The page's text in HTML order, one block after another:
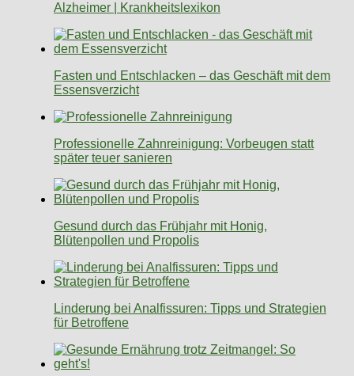
Alzheimer | Krankheitslexikon
Fasten und Entschlacken – das Geschäft mit dem
Essensverzicht
Professionelle Zahnreinigung: Vorbeugen statt
später teuer sanieren
Gesund durch das Frühjahr mit Honig,
Blütenpollen und Propolis
Linderung bei Analfissuren: Tipps und Strategien
für Betroffene